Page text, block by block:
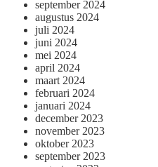
september 2024
augustus 2024
juli 2024
juni 2024
mei 2024
april 2024
maart 2024
februari 2024
januari 2024
december 2023
november 2023
oktober 2023
september 2023